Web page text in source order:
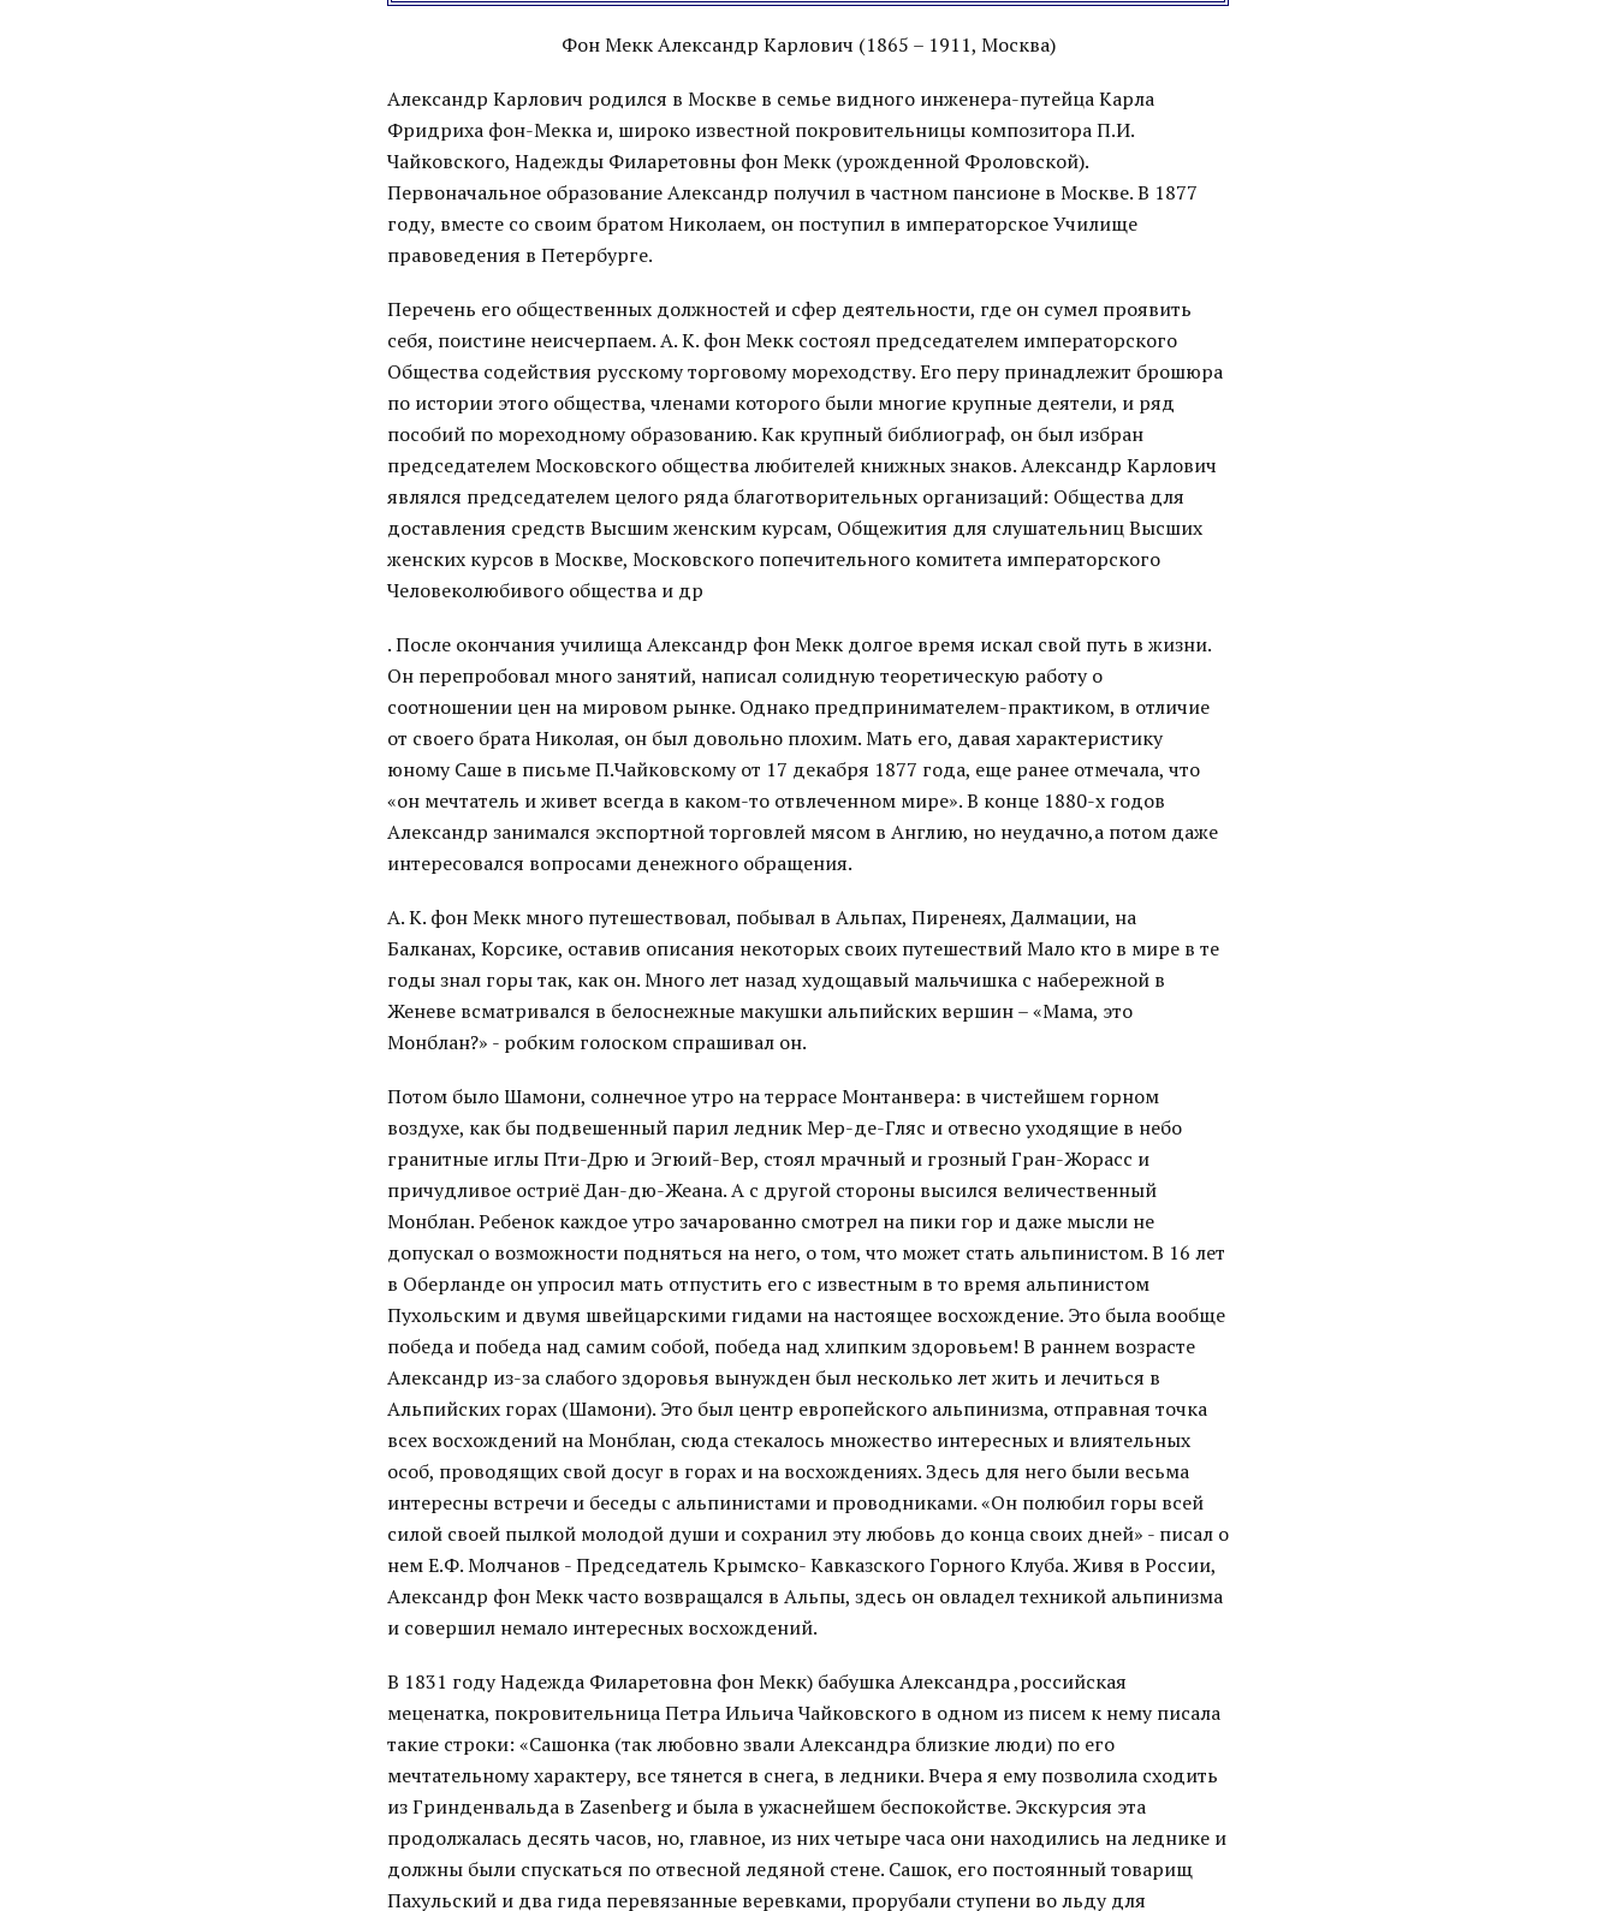
Фон Мекк Александр Карлович (1865 – 1911, Москва)
Александр Карлович родился в Москве в семье видного инженера-путейца Карла
Фридриха фон-Мекка и, широко известной покровительницы композитора П.И.
Чайковского, Надежды Филаретовны фон Мекк (урожденной Фроловской).
Первоначальное образование Александр получил в частном пансионе в Москве. В 1877
году, вместе со своим братом Николаем, он поступил в императорское Училище
правоведения в Петербурге.
Перечень его общественных должностей и сфер деятельности, где он сумел проявить
себя, поистине неисчерпаем. А. К. фон Мекк состоял председателем императорского
Общества содействия русскому торговому мореходству. Его перу принадлежит брошюра
по истории этого общества, членами которого были многие крупные деятели, и ряд
пособий по мореходному образованию. Как крупный библиограф, он был избран
председателем Московского общества любителей книжных знаков. Александр Карлович
являлся председателем целого ряда благотворительных организаций: Общества для
доставления средств Высшим женским курсам, Общежития для слушательниц Высших
женских курсов в Москве, Московского попечительного комитета императорского
Человеколюбивого общества и др
. После окончания училища Александр фон Мекк долгое время искал свой путь в жизни.
Он перепробовал много занятий, написал солидную теоретическую работу о
соотношении цен на мировом рынке. Однако предпринимателем-практиком, в отличие
от своего брата Николая, он был довольно плохим. Мать его, давая характеристику
юному Саше в письме П.Чайковскому от 17 декабря 1877 года, еще ранее отмечала, что
«он мечтатель и живет всегда в каком-то отвлеченном мире». В конце 1880-х годов
Александр занимался экспортной торговлей мясом в Англию, но неудачно,а потом даже
интересовался вопросами денежного обращения.
А. К. фон Мекк много путешествовал, побывал в Альпах, Пиренеях, Далмации, на
Балканах, Корсике, оставив описания некоторых своих путешествий Мало кто в мире в те
годы знал горы так, как он. Много лет назад худощавый мальчишка с набережной в
Женеве всматривался в белоснежные макушки альпийских вершин – «Мама, это
Монблан?» - робким голоском спрашивал он.
Потом было Шамони, солнечное утро на террасе Монтанвера: в чистейшем горном
воздухе, как бы подвешенный парил ледник Мер-де-Гляс и отвесно уходящие в небо
гранитные иглы Пти-Дрю и Эгюий-Вер, стоял мрачный и грозный Гран-Жорасс и
причудливое остриё Дан-дю-Жеана. А с другой стороны высился величественный
Монблан. Ребенок каждое утро зачарованно смотрел на пики гор и даже мысли не
допускал о возможности подняться на него, о том, что может стать альпинистом. В 16 лет
в Оберланде он упросил мать отпустить его с известным в то время альпинистом
Пухольским и двумя швейцарскими гидами на настоящее восхождение. Это была вообще
победа и победа над самим собой, победа над хлипким здоровьем! В раннем возрасте
Александр из-за слабого здоровья вынужден был несколько лет жить и лечиться в
Альпийских горах (Шамони). Это был центр европейского альпинизма, отправная точка
всех восхождений на Монблан, сюда стекалось множество интересных и влиятельных
особ, проводящих свой досуг в горах и на восхождениях. Здесь для него были весьма
интересны встречи и беседы с альпинистами и проводниками. «Он полюбил горы всей
силой своей пылкой молодой души и сохранил эту любовь до конца своих дней» - писал о
нем Е.Ф. Молчанов - Председатель Крымско- Кавказского Горного Клуба. Живя в России,
Александр фон Мекк часто возвращался в Альпы, здесь он овладел техникой альпинизма
и совершил немало интересных восхождений.
В 1831 году Надежда Филаретовна фон Мекк) бабушка Александра ,российская
меценатка, покровительница Петра Ильича Чайковского в одном из писем к нему писала
такие строки: «Сашонка (так любовно звали Александра близкие люди) по его
мечтательному характеру, все тянется в снега, в ледники. Вчера я ему позволила сходить
из Гринденвальда в Zasenberg и была в ужаснейшем беспокойстве. Экскурсия эта
продолжалась десять часов, но, главное, из них четыре часа они находились на леднике и
должны были спускаться по отвесной ледяной стене. Сашок, его постоянный товарищ
Пахульский и два гида перевязанные веревками, прорубали ступени во льду для